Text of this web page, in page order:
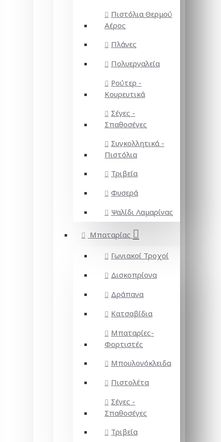
Πιστόλια Θερμού
Αέρος
Πλάνες
Πολυεργαλεία
Ρούτερ -
Κουρευτικά
Σέγες -
Σπαθοσέγες
Συγκολλητικά -
Πιστόλια
Τριβεία
Φυσερά
Ψαλίδι Λαμαρίνας
Μπαταρίας
Γωνιακοί Τροχοί
Δισκοπρίονα
Δράπανα
Κατσαβίδια
Μπαταρίες-
Φορτιστές
Μπουλονόκλειδα
Πιστολέτα
Σέγες -
Σπαθοσέγες
Τριβεία